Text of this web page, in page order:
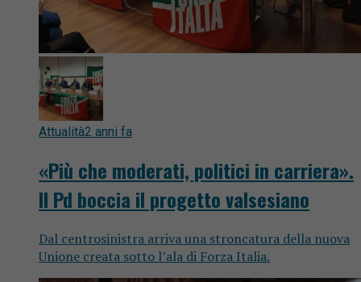
Attualità2 anni fa
«Più che moderati, politici in carriera».
Il Pd boccia il progetto valsesiano
Dal centrosinistra arriva una stroncatura della nuova
Unione creata sotto l’ala di Forza Italia.